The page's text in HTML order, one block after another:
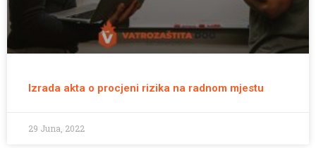
Izrada akta o procjeni rizika na radnom mjestu
29 Juna, 2022